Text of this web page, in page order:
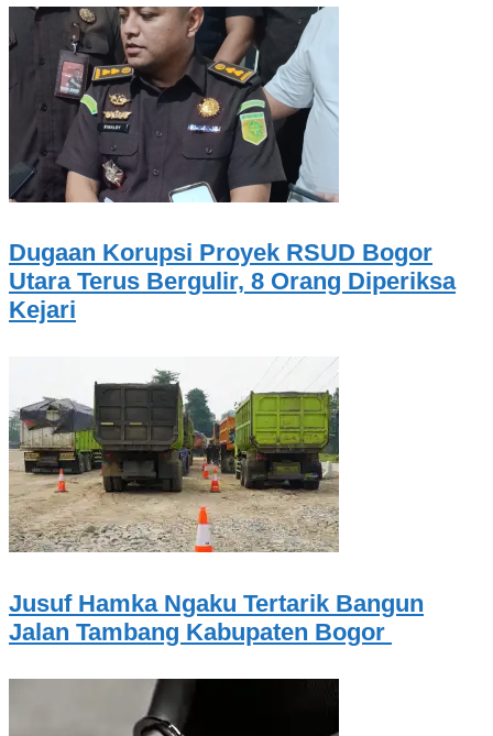
Dugaan Korupsi Proyek RSUD Bogor
Utara Terus Bergulir, 8 Orang Diperiksa
Kejari
Jusuf Hamka Ngaku Tertarik Bangun
Jalan Tambang Kabupaten Bogor